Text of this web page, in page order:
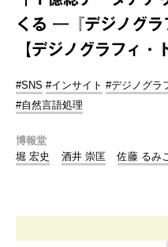
くる ―『デジノグラ
【デジノグラフィ
#SNS #インサイト #デジノグラ
#自然言語処理
博報堂
堀 宏史
酒井 崇匡 佐藤 るみ